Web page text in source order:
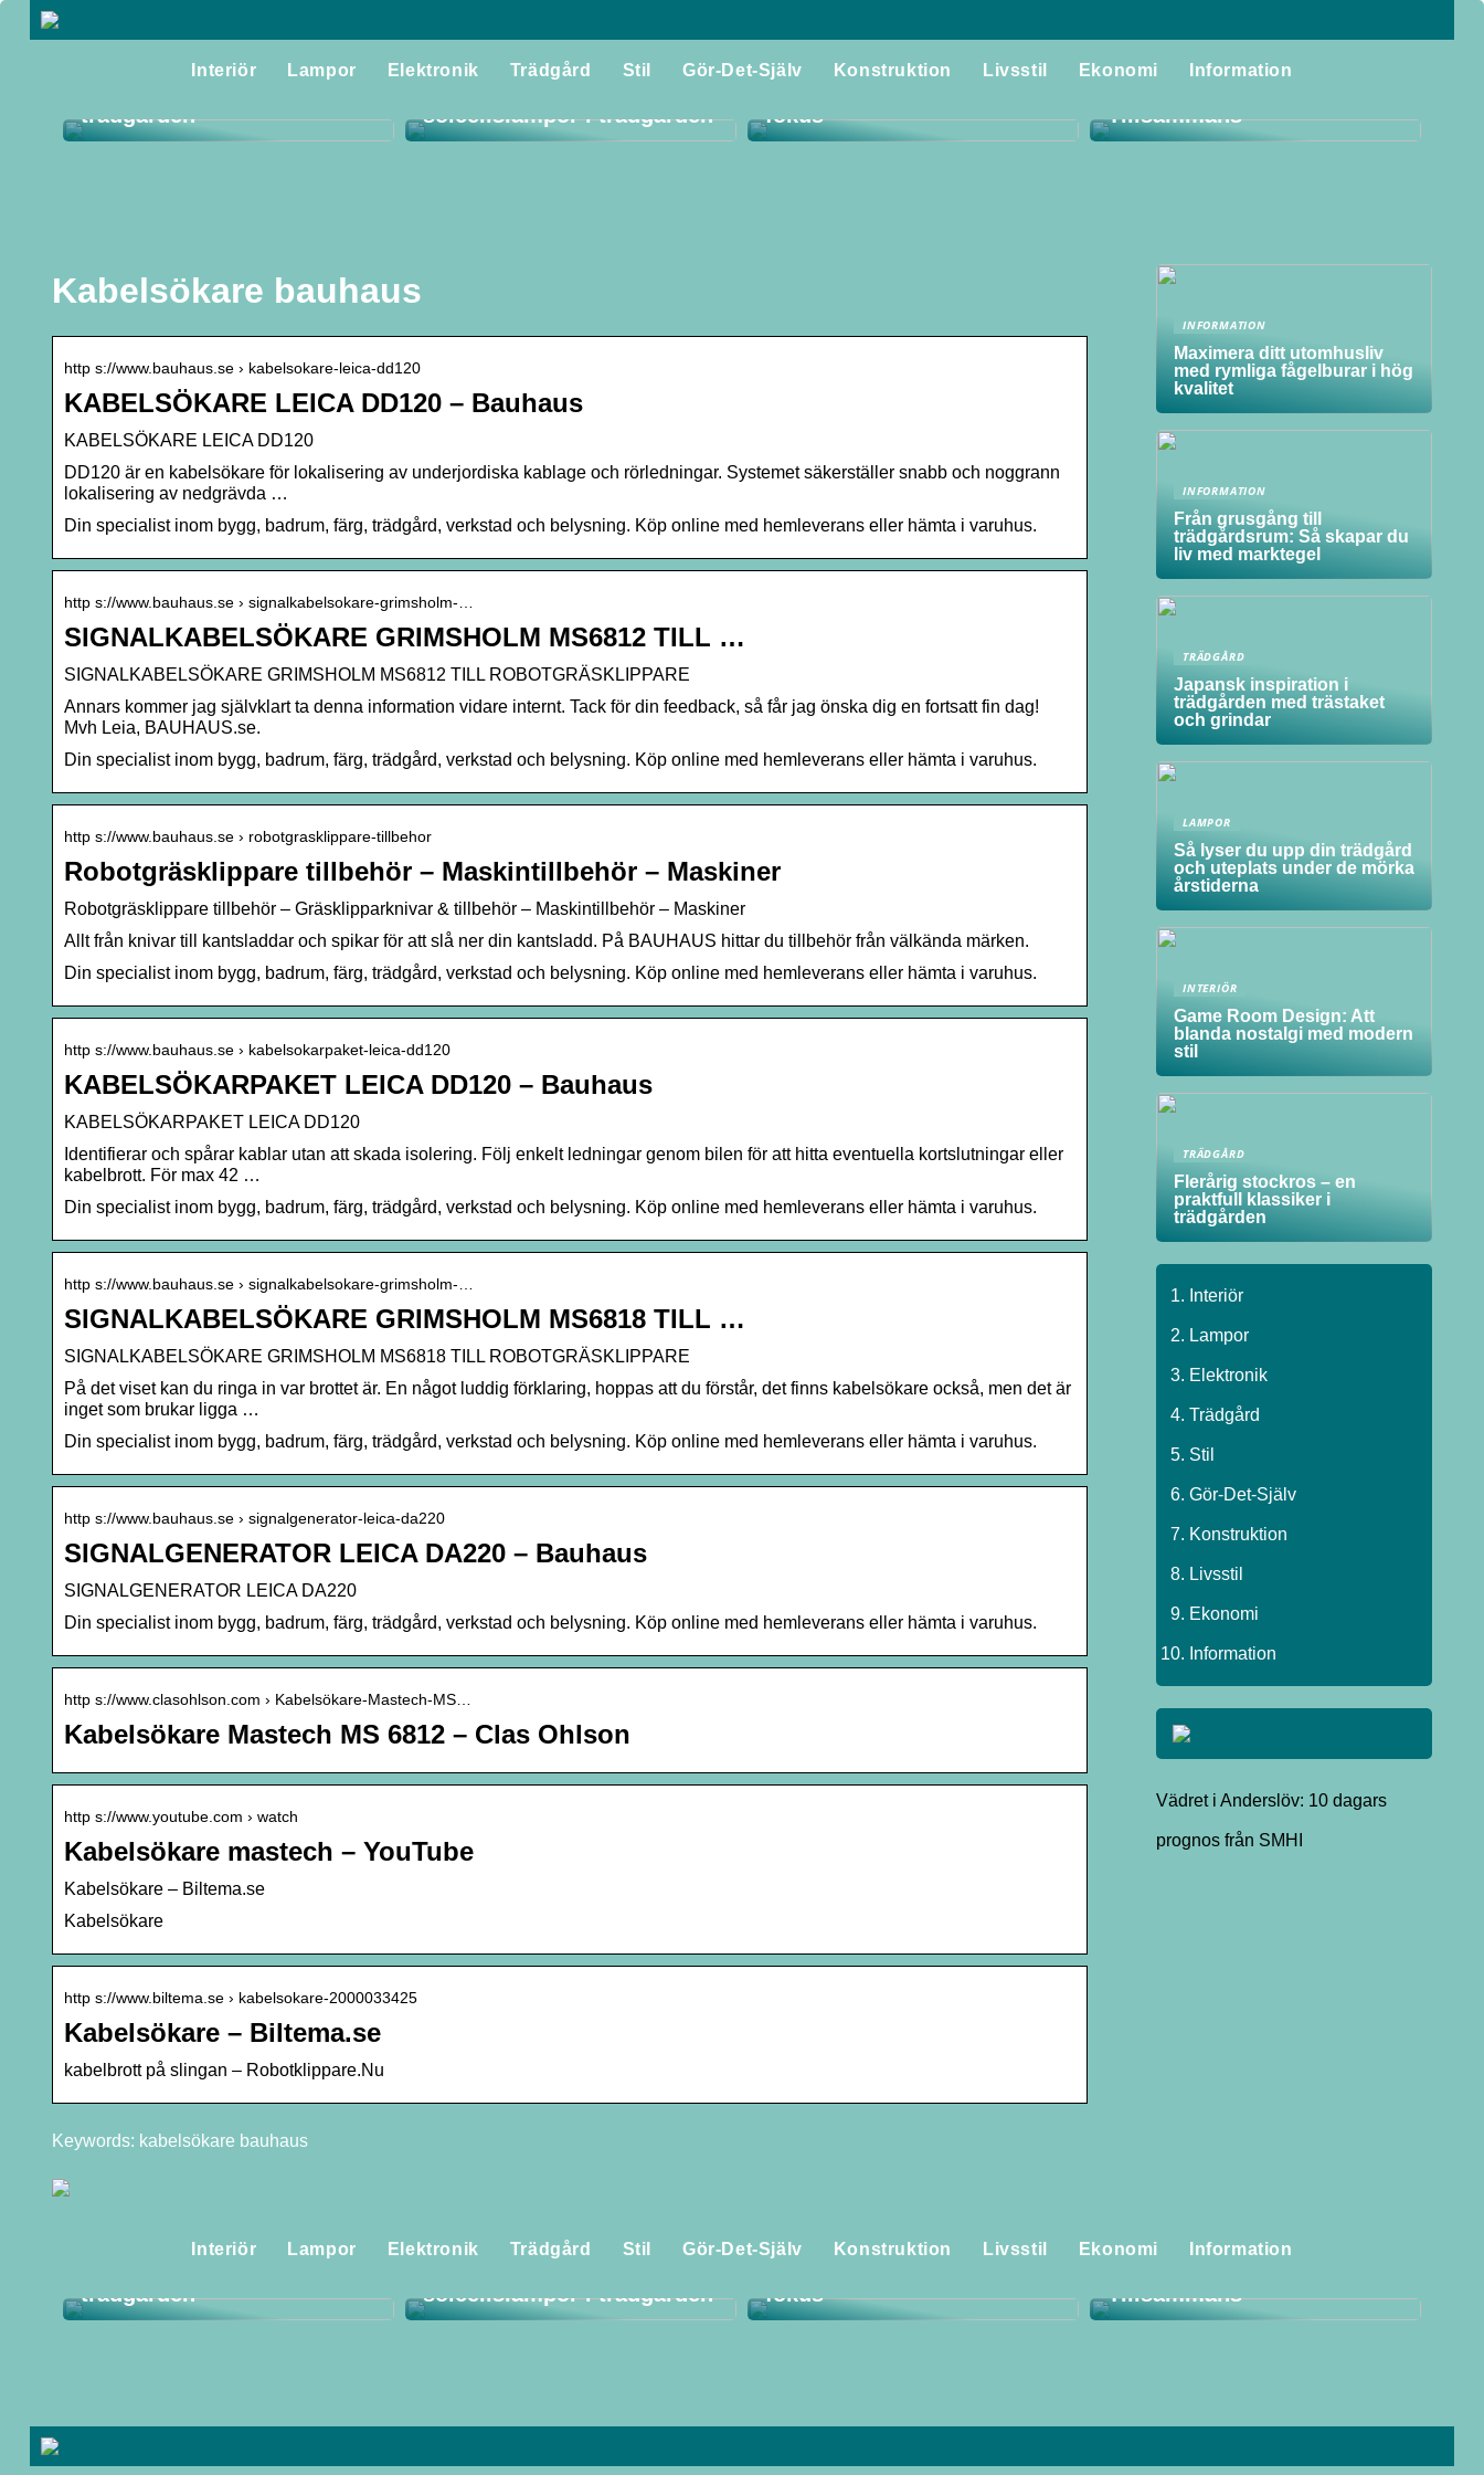
Interiör Lampor Elektronik Trädgård Stil Gör-Det-Själv Konstruktion Livsstil Ekonomi Information
Flerårig stockros – en
trädgården
solcellslampor i trädgården
Utforska världen av flaggor
fokus
Skapa Ett Rent och
Tillsammans
Kabelsökare bauhaus
http s://www.bauhaus.se › kabelsokare-leica-dd120
KABELSÖKARE LEICA DD120 – Bauhaus
KABELSÖKARE LEICA DD120
DD120 är en kabelsökare för lokalisering av underjordiska kablage och rörledningar. Systemet säkerställer snabb och noggrann
lokalisering av nedgrävda …
Din specialist inom bygg, badrum, färg, trädgård, verkstad och belysning. Köp online med hemleverans eller hämta i varuhus.
http s://www.bauhaus.se › signalkabelsokare-grimsholm-…
SIGNALKABELSÖKARE GRIMSHOLM MS6812 TILL …
SIGNALKABELSÖKARE GRIMSHOLM MS6812 TILL ROBOTGRÄSKLIPPARE
Annars kommer jag självklart ta denna information vidare internt. Tack för din feedback, så får jag önska dig en fortsatt fin dag!
Mvh Leia, BAUHAUS.se.
Din specialist inom bygg, badrum, färg, trädgård, verkstad och belysning. Köp online med hemleverans eller hämta i varuhus.
http s://www.bauhaus.se › robotgrasklippare-tillbehor
Robotgräsklippare tillbehör – Maskintillbehör – Maskiner
Robotgräsklippare tillbehör – Gräsklipparknivar & tillbehör – Maskintillbehör – Maskiner
Allt från knivar till kantsladdar och spikar för att slå ner din kantsladd. På BAUHAUS hittar du tillbehör från välkända märken.
Din specialist inom bygg, badrum, färg, trädgård, verkstad och belysning. Köp online med hemleverans eller hämta i varuhus.
http s://www.bauhaus.se › kabelsokarpaket-leica-dd120
KABELSÖKARPAKET LEICA DD120 – Bauhaus
KABELSÖKARPAKET LEICA DD120
Identifierar och spårar kablar utan att skada isolering. Följ enkelt ledningar genom bilen för att hitta eventuella kortslutningar eller
kabelbrott. För max 42 …
Din specialist inom bygg, badrum, färg, trädgård, verkstad och belysning. Köp online med hemleverans eller hämta i varuhus.
http s://www.bauhaus.se › signalkabelsokare-grimsholm-…
SIGNALKABELSÖKARE GRIMSHOLM MS6818 TILL …
SIGNALKABELSÖKARE GRIMSHOLM MS6818 TILL ROBOTGRÄSKLIPPARE
På det viset kan du ringa in var brottet är. En något luddig förklaring, hoppas att du förstår, det finns kabelsökare också, men det är
inget som brukar ligga …
Din specialist inom bygg, badrum, färg, trädgård, verkstad och belysning. Köp online med hemleverans eller hämta i varuhus.
http s://www.bauhaus.se › signalgenerator-leica-da220
SIGNALGENERATOR LEICA DA220 – Bauhaus
SIGNALGENERATOR LEICA DA220
Din specialist inom bygg, badrum, färg, trädgård, verkstad och belysning. Köp online med hemleverans eller hämta i varuhus.
http s://www.clasohlson.com › Kabelsökare-Mastech-MS…
Kabelsökare Mastech MS 6812 – Clas Ohlson
http s://www.youtube.com › watch
Kabelsökare mastech – YouTube
Kabelsökare – Biltema.se
Kabelsökare
http s://www.biltema.se › kabelsokare-2000033425
Kabelsökare – Biltema.se
kabelbrott på slingan – Robotklippare.Nu
Keywords: kabelsökare bauhaus
INFORMATION
Maximera ditt utomhusliv
med rymliga fågelburar i hög
kvalitet
INFORMATION
Från grusgång till
trädgårdsrum: Så skapar du
liv med marktegel
TRÄDGÅRD
Japansk inspiration i
trädgården med trästaket
och grindar
LAMPOR
Så lyser du upp din trädgård
och uteplats under de mörka
årstiderna
INTERIÖR
Game Room Design: Att
blanda nostalgi med modern
stil
TRÄDGÅRD
Flerårig stockros – en
praktfull klassiker i
trädgården
Interiör
Lampor
Elektronik
Trädgård
Stil
Gör-Det-Själv
Konstruktion
Livsstil
Ekonomi
Information
Vädret i Anderslöv: 10 dagars
prognos från SMHI
Interiör Lampor Elektronik Trädgård Stil Gör-Det-Själv Konstruktion Livsstil Ekonomi Information
Flerårig stockros – en
trädgården
solcellslampor i trädgården
Utforska världen av flaggor
fokus
Skapa Ett Rent och
Tillsammans